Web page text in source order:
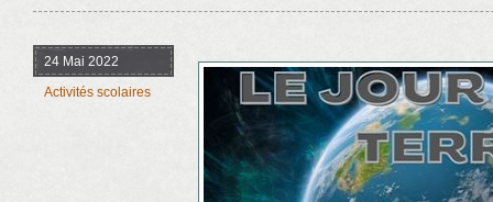
24 Mai 2022
Activités scolaires